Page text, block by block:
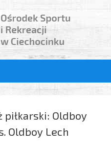
Oldboy
Oldboy Lech